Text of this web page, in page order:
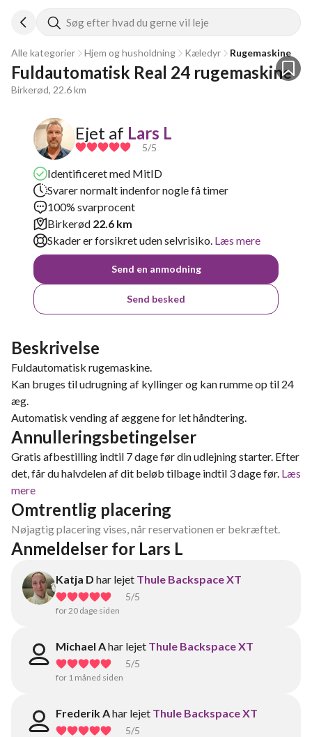
Søg efter hvad du gerne vil leje
Alle kategorier Hjem og husholdning Kæledyr Rugemaskine
Fuldautomatisk Real 24 rugemaskine
Birkerød, 22.6 km
Ejet af Lars L
5/5
Identificeret med MitID
Svarer normalt indenfor nogle få timer
100% svarprocent
Birkerød 22.6 km
Skader er forsikret uden selvrisiko. Læs mere
Send en anmodning
Send besked
Beskrivelse
Fuldautomatisk rugemaskine.
Kan bruges til udrugning af kyllinger og kan rumme op til 24
æg.
Automatisk vending af æggene for let håndtering.
Annulleringsbetingelser
Gratis afbestilling indtil 7 dage før din udlejning starter. Efter
det, får du halvdelen af dit beløb tilbage indtil 3 dage før. Læs
mere
Omtrentlig placering
Nøjagtig placering vises, når reservationen er bekræftet.
Anmeldelser for Lars L
Katja D har lejet Thule Backspace XT
5/5
for 20 dage siden
Michael Ahar lejet Thule Backspace XT
5/5
for 1 måned siden
Frederik Ahar lejet Thule Backspace XT
5/5